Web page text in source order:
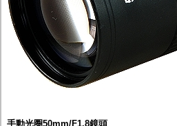
手動光圈50mm/F1.8鏡頭